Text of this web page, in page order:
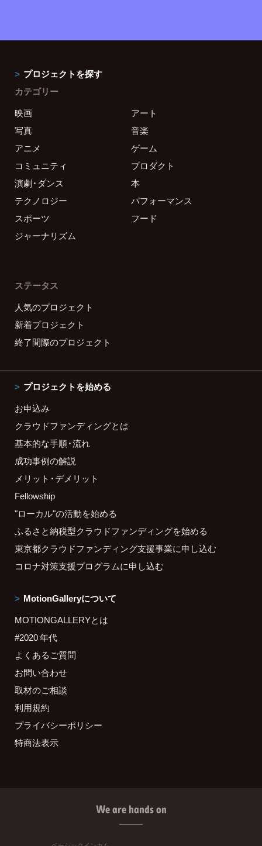
プロジェクトを探す
カテゴリー
映画
アート
写真
音楽
アニメ
ゲーム
コミュニティ
プロダクト
演劇・ダンス
本
テクノロジー
パフォーマンス
スポーツ
フード
ジャーナリズム
ステータス
人気のプロジェクト
新着プロジェクト
終了間際のプロジェクト
プロジェクトを始める
お申込み
クラウドファンディングとは
基本的な手順・流れ
成功事例の解説
メリット・デメリット
Fellowship
"ローカル"の活動を始める
ふるさと納税型クラウドファンディングを始める
東京都クラウドファンディング支援事業に申し込む
コロナ対策支援プログラムに申し込む
MotionGalleryについて
MOTIONGALLERYとは
#2020 年代
よくあるご質問
お問い合わせ
取材のご相談
利用規約
プライバシーポリシー
特商法表示
We are hands on